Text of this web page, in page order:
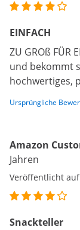
EINFACH
ZU GROß FÜR
und bekommt
hochwertiges,
Ursprüngliche
Amazon
Jahren
Veröffentlicht
Snackteller